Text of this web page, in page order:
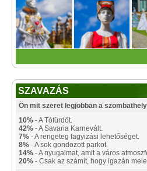
SZAVAZÁS
Ön mit szeret legjobban a
10% - A Tófürdőt.
42% - A Savaria Karnevált.
7% - A rengeteg fagyizási lehetőséget.
8% - A sok gondozott parkot.
14% - A nyugalmat, amit a város
20% - Csak az számít, hogy igazán